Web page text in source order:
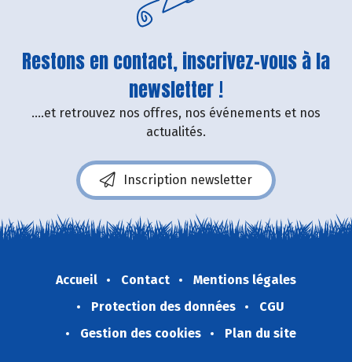
Restons en contact, inscrivez-vous à la
newsletter !
....et retrouvez nos offres, nos événements et nos
actualités.
Inscription newsletter
Accueil Contact
Mentions légales
Protection des données
CGU
Gestion des cookies
Plan du site